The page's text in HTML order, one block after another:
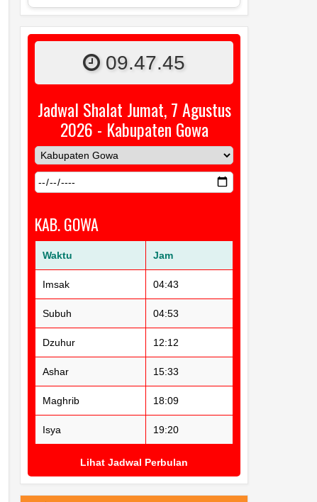
09.47.46
Jadwal Shalat Jumat, 7 Agustus
2026 - Kabupaten Gowa
KAB. GOWA
Waktu Jam
Imsak 04:43
Subuh 04:53
Dzuhur 12:12
Ashar 15:33
Maghrib 18:09
Isya 19:20
Lihat Jadwal Perbulan